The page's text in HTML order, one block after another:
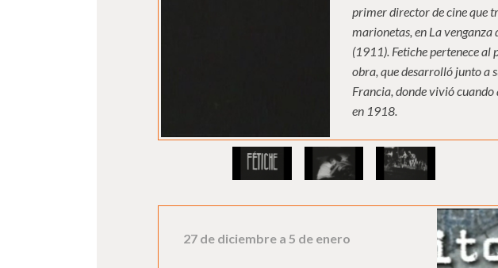
primer director de cine que
marionetas, en La
(1911). Fetiche pertenece al
obra, que desarrolló junto a
Francia, donde vivió cuando
en 1918.
27 de diciembre a 5 de enero